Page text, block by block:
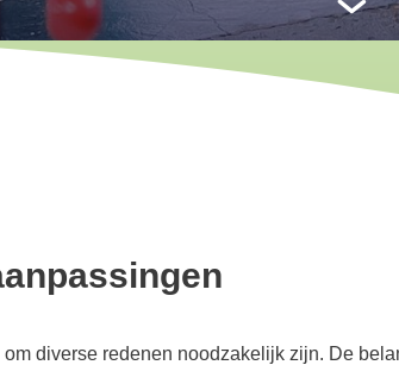
diverse redenen noodzakelijk zijn. De